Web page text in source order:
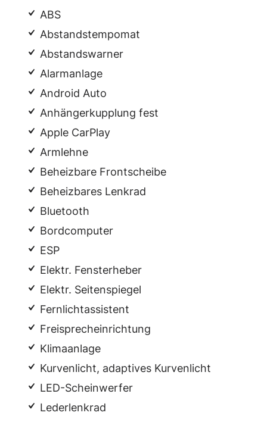
ABS
Abstandstempomat
Abstandswarner
Alarmanlage
Android Auto
Anhängerkupplung fest
Apple CarPlay
Armlehne
Beheizbare Frontscheibe
Beheizbares Lenkrad
Bluetooth
Bordcomputer
ESP
Elektr. Fensterheber
Elektr. Seitenspiegel
Fernlichtassistent
Freisprecheinrichtung
Klimaanlage
Kurvenlicht, adaptives Kurvenlicht
LED-Scheinwerfer
Lederlenkrad